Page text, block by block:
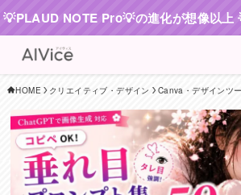
💡PLAUD NOTE Pro💡の進化が想像以上
HOME クリエイティブ・デザイン Canva・デザインツ